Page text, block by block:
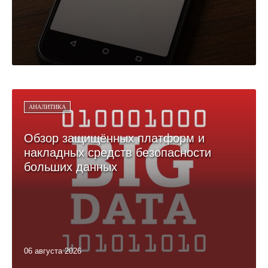
АНАЛИТИКА
Обзор защищённых платформ и
накладных средств безопасности
больших данных
06 августа 2026